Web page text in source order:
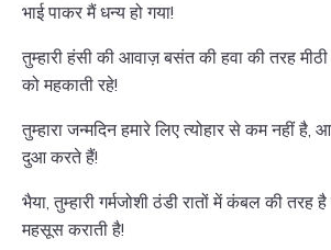
भाई पाकर मैं धन्य हो गया!
तुम्हारी हंसी की आवाज़ बसंत की हवा की तरह
को महकाती रहे!
तुम्हारा जन्मदिन हमारे लिए त्योहार से कम नहीं है,
दुआ करते हैं!
भैया, तुम्हारी गर्मजोशी ठंडी रातों में कंबल की तरह
महसूस कराती है!